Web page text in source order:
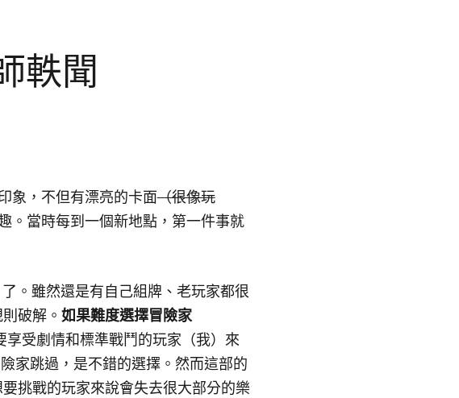
軼聞
象，不但有漂亮的卡面（很像玩
。當時每到一個新地點，第一件事就
。雖然還是有自己組牌、老玩家都很
破解。 如果難度選擇冒險家
享受劇情和標準戰鬥的玩家（我）來
家跳過，是不錯的選擇。然而這部的
挑戰的玩家來說會失去很大部分的樂